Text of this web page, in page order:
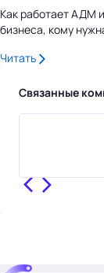
Как работает АДМ
бизнеса, кому
Читать
Связанные